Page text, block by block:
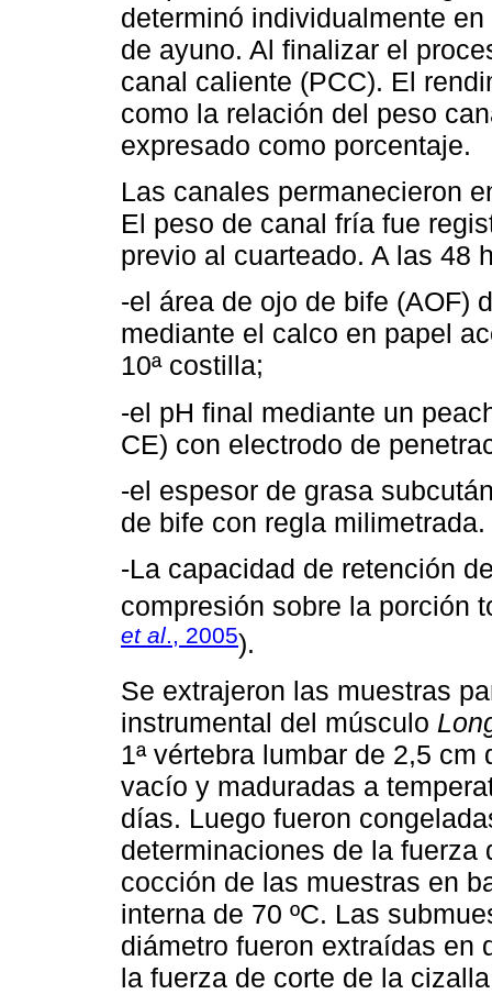
determinó individualmente
de ayuno. Al finalizar el
canal caliente (PCC). El
como la relación del peso
expresado como porcentaje.
Las canales permanecieron
El peso de canal fría fue
previo al cuarteado. A las 48
-el área de ojo de bife (AOF)
mediante el calco en papel
10ª costilla;
-el pH final mediante un
CE) con electrodo de
-el espesor de grasa
de bife con regla milimetrada.
-La capacidad de retención
compresión sobre la porción
et al., 2005).
Se extrajeron las muestras
instrumental del músculo
1ª vértebra lumbar de 2,5
vacío y maduradas a
días. Luego fueron
determinaciones de la fuerza
cocción de las muestras en
interna de 70 ºC. Las
diámetro fueron extraídas en
la fuerza de corte de la